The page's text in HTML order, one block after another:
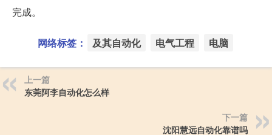
完成。
网络标签： 及其自动化 电气工程 电脑
上一篇
东莞阿李自动化怎么样
下一篇
沈阳慧远自动化靠谱吗